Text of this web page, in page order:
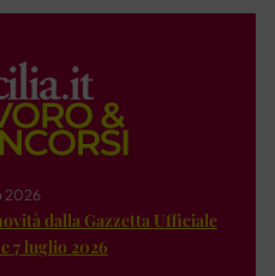
2026
dalla Gazzetta Ufficiale
7 luglio 2026